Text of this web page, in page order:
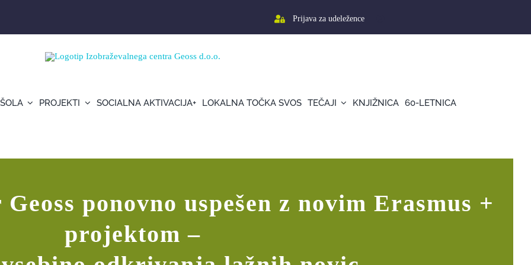
Prijava za udeležence
PROJEKTI SOCIALNA AKTIVACIJA+ LOKALNA TOČKA SVOS TEČAJI KNJIŽNICA 60-LETNICA
ponovno uspešen z novim Erasmus +
projektom –